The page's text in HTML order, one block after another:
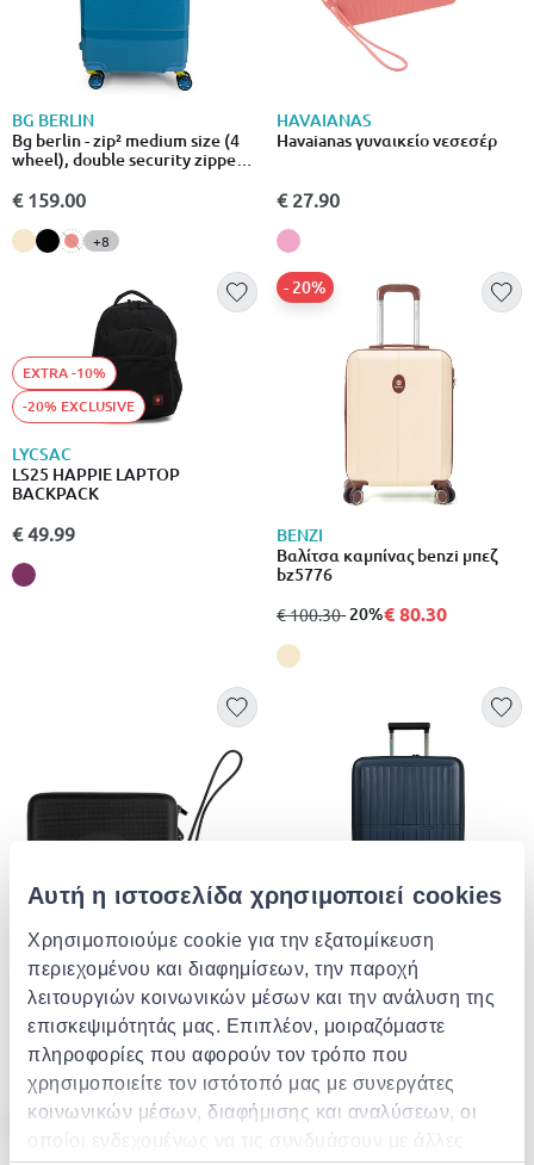
Αυτή η ιστοσελίδα χρησιμοποιεί cookies
Χρησιμοποιούμε cookie για την εξατομίκευση
περιεχομένου και διαφημίσεων, την παροχή
λειτουργιών κοινωνικών μέσων και την ανάλυση της
επισκεψιμότητάς μας. Επιπλέον, μοιραζόμαστε
πληροφορίες που αφορούν τον τρόπο που
χρησιμοποιείτε τον ιστότοπό μας με συνεργάτες
κοινωνικών μέσων, διαφήμισης και αναλύσεων, οι
οποίοι ενδεχομένως να τις συνδυάσουν με άλλες
BG BERLIN
Bg berlin - zip² medium size (4
wheel), double security zipper,
mustard
€ 159.00
+8
HAVAIANAS
Havaianas γυναικείο νεσεσέρ
€ 27.90
EXTRA -10%
-20% EXCLUSIVE
LYCSAC
LS25 HAPPIE LAPTOP
BACKPACK
€ 49.99
BENZI
Βαλίτσα καμπίνας benzi μπεζ
bz5776
από
€ 100.30σε
- 20%
- 20%€ 80.30
HAVAIANAS
Havaianas γυναικείο νεσεσέρ
€ 23.90
BG BERLIN
Bg berlin - guido cabin
size/carry-on (4 wheel),
54cm/20in luggage, 10kg
suitcase
€ 132.00
- 30%